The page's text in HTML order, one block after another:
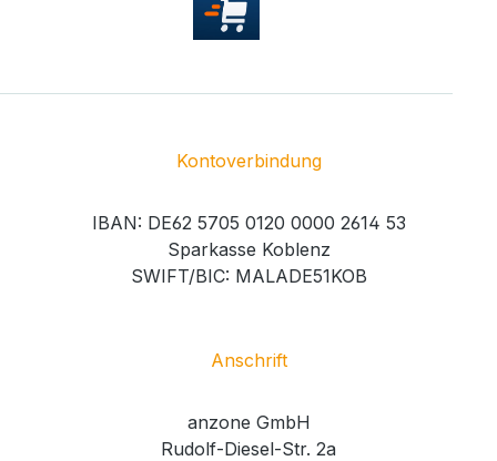
Kontoverbindung
IBAN: DE62 5705 0120 0000 2614 53
Sparkasse Koblenz
SWIFT/BIC: MALADE51KOB
Anschrift
anzone GmbH
Rudolf-Diesel-Str. 2a